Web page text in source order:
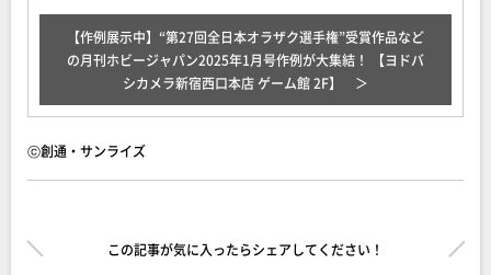
【作例展示中】“第27回全日本オラザク選手権”受賞作品など
の月刊ホビージャパン2025年1月号作例が大集結！ 【ヨドバ
シカメラ新宿西口本店 ゲーム館 2F】
ⓒ創通・サンライズ
この記事が気に入ったらシェアしてください！